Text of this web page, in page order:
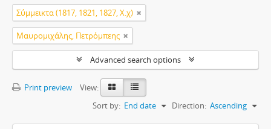
Σύμμεικτα (1817, 1821, 1827, Χ.χ)
Μαυρομιχάλης, Πετρόμπεης
Advanced search options
Print preview
View:
Sort by: End date Direction: Ascending